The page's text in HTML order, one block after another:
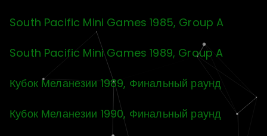
South Pacific Mini Games 1985, Group A
South Pacific Mini Games 1989, Group A
Кубок Меланезии 1989, Финальный раунд
Кубок Меланезии 1990, Финальный раунд